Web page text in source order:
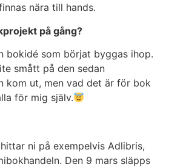
nära till hands.
på gång?
bokidé som börjat byggas ihop.
smått på den sedan
kom ut, men vad det är för bok
för mig själv.
ni på exempelvis Adlibris,
Den 9 mars släpps